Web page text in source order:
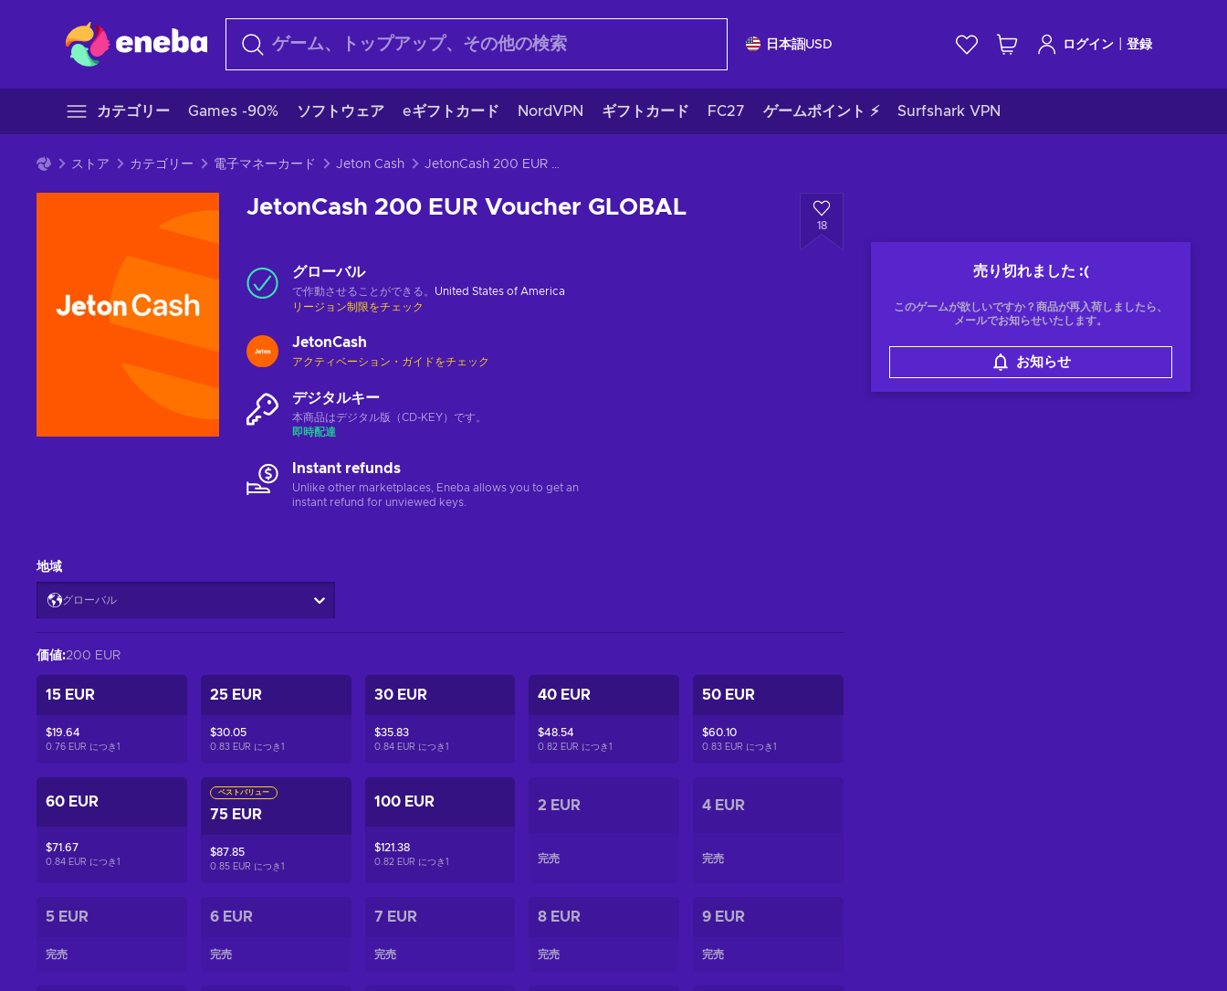
日本語USD ログイン 登録
カテゴリー Games -90% ソフトウェア eギフトカード NordVPN ギフトカード FC27 ゲームポイント ⚡ Surfshark VPN
ストア カテゴリー 電子マネーカード Jeton Cash JetonCash 200 EUR Voucher GLOBAL
JetonCash 200 EUR Voucher GLOBAL
18
売り切れました :(
このゲームが欲しいですか？商品が再入荷しましたら、
メールでお知らせいたします。
お知らせ
グローバル
で作動させることができる。 United States of America
リージョン制限をチェック
JetonCash
アクティベーション・ガイドをチェック
デジタルキー
本商品はデジタル版（CD-KEY）です。
即時配達
Instant refunds
Unlike other marketplaces, Eneba allows you to get an
instant refund for unviewed keys.
地域
グローバル
価値:200 EUR
15 EUR
$19.64
0.76 EUR につき 1
25 EUR
$30.05
0.83 EUR につき 1
30 EUR
$35.83
0.84 EUR につき 1
40 EUR
$48.54
0.82 EUR につき1
50 EUR
$60.10
0.83 EUR につき1
60 EUR
$71.67
0.84 EUR につき 1
ベストバリュー
75 EUR
$87.85
0.85 EUR につき 1
100 EUR
$121.38
0.82 EUR につき 1
2 EUR
完売
4 EUR
完売
5 EUR
完売
6 EUR
完売
7 EUR
完売
8 EUR
完売
9 EUR
完売